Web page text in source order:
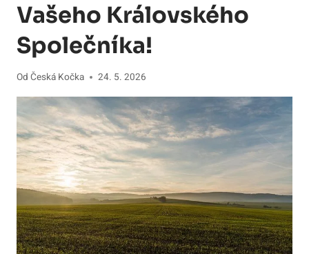
Vašeho Královského
Společníka!
Od Česká Kočka 24. 5. 2026